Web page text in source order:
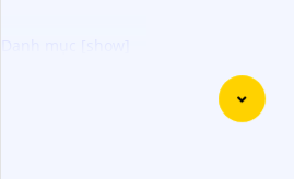
Đây là một mẫu camera 2.0MP
thể sử dụng để giám sát và bảo vệ